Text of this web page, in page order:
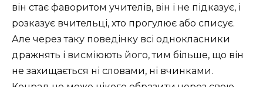
він стає фаворитом учителів, він і не підказує, і
розказує вчительці, хто прогулює або списує.
Але через таку поведінку всі однокласники
дражнять і висміюють його, тим більше, що він
не захищається ні словами, ні вчинками.